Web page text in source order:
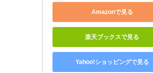
Amazonで見る
楽天ブックスで見る
Yahoo!ショッピングで見る